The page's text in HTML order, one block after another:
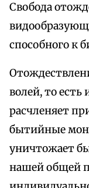
Свобода
способного к
волей, то
расчленяет
бытийные
уничтожает
нашей общей